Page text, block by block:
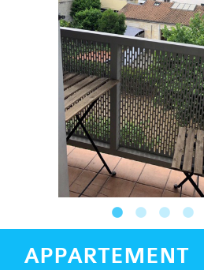
APPARTEMENT